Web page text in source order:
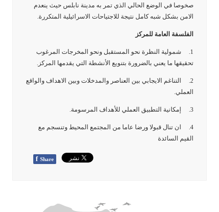
صخوصا في الوضع الحالي الذي تمر به مدينة نابلس حيث ينعدم
الامن بشكل شبه كامل نتيجة للاجتياحات الاسرائيلية المتكررة.
الفلسفة العامة للمركز
1. شمولية النظرة نحو المستقبل ونحو المخرجات المرغوب
تحقيقها ما يعني بالضرورة بتنويع الأنشطة التي يقدمها المركز.
2. التناغم الايجابي بين العناصر والمدخلات وبين الاهداف والواقع
العملي.
3. إمكانية التطبيق العملي للأهداف المرسومة.
4. ان تنال قبولا ورضا عاما من المجتمع المحيط وتنسجم مع
القيم السائدة
f Share